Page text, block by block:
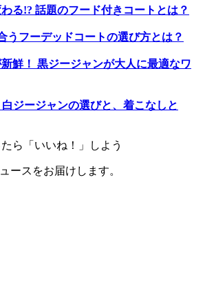
る!? 話題のフード付きコートとは？
うフーデッドコートの選び方とは？
鮮！ 黒ジージャンが大人に最適なワ
ジージャンの選びと、着こなしと
ら「いいね！」しよう
ースをお届けします。